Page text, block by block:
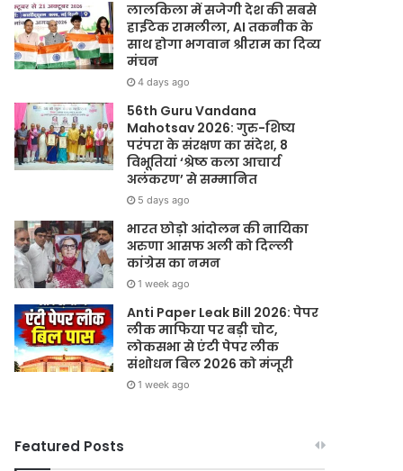
लालकिला में सजेगी देश की सबसे
हाईटेक रामलीला, AI तकनीक के
साथ होगा भगवान श्रीराम का दिव्य
मंचन
4 days ago
56th Guru Vandana
Mahotsav 2026: गुरु-शिष्य
परंपरा के संरक्षण का संदेश, 8
विभूतियां ‘श्रेष्ठ कला आचार्य
अलंकरण’ से सम्मानित
5 days ago
भारत छोड़ो आंदोलन की नायिका
अरुणा आसफ अली को दिल्ली
कांग्रेस का नमन
1 week ago
Anti Paper Leak Bill 2026: पेपर
लीक माफिया पर बड़ी चोट,
लोकसभा से एंटी पेपर लीक
संशोधन बिल 2026 को मंजूरी
1 week ago
Featured Posts